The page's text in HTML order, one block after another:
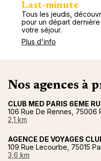
Last-minute
Tous les jeudis,
pour un départ dernière
votre séjour.
Plus d'info
Nos agences à
CLUB MED PARIS 6EME
106 Rue De Rennes, 75006
2,1 km
AGENCE DE VOYAGES
109 Rue Lecourbe, 75015
3,6 km